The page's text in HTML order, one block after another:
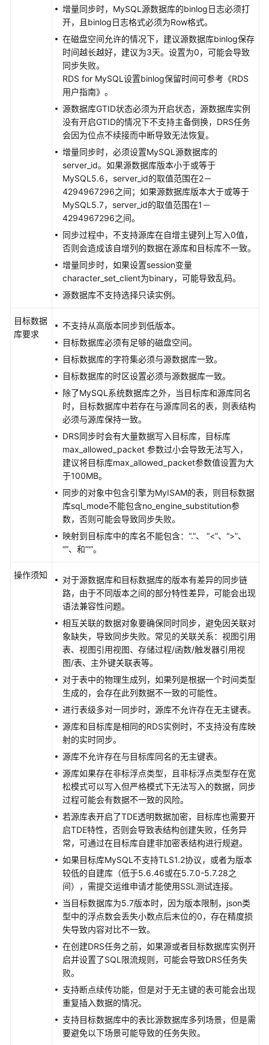
将
DDM
同
步
到
MySQL
将
DDM
同
到
Oracle
将
DDM
同
步
到
Kafka
将
步
到
MongoDB
DDS
同
步
到
Kafka
将
GaussDB
分
布
式
到
Oracle
将
GaussDB
分
布
式
版
同
到
Kafka
将
GaussDB
分
布
式
版
步
到
GaussDB
分
布
式
版
将
GaussDB
集
式
版
增量同步时，MySQL源数据库的binlog日志必须打
开，且binlog日志格式必须为Row格式。
在磁盘空间允许的情况下，建议源数据库binlog保存
时间越长越好，建议为3天。设置为0，可能会导致
同步失败。
RDS for MySQL设置binlog保留时间可参考《RDS
用户指南》。
源数据库GTID状态必须为开启状态，源数据库实例
没有开启GTID的情况下不支持主备倒换，DRS任务
会因为位点不续接而中断导致无法恢复。
增量同步时，必须设置MySQL源数据库的
server_id。如果源数据库版本小于或等于
MySQL5.6，server_id的取值范围在2－
4294967296之间；如果源数据库版本大于或等于
MySQL5.7，server_id的取值范围在1－
4294967296之间。
同步过程中，不支持源库在自增主键列上写入0值，
否则会造成该自增列的数据在源库和目标库不一致。
增量同步时，如果设置session变量
character_set_client为binary，可能导致乱码。
源数据库不支持选择只读实例。
目标数据
库要求
不支持从高版本同步到低版本。
目标数据库必须有足够的磁盘空间。
目标数据库的字符集必须与源数据库一致。
目标数据库的时区设置必须与源数据库一致。
除了MySQL系统数据库之外，当目标库和源库同名
时，目标数据库中若存在与源库同名的表，则表结构
必须与源库保持一致。
DRS同步时会有大量数据写入目标库，目标库
max_allowed_packet 参数过小会导致无法写入，
建议将目标库max_allowed_packet参数值设置为大
于100MB。
同步的对象中包含引擎为MyISAM的表，则目标数据
库sql_mode不能包含no_engine_substitution参
数，否则可能会导致同步失败。
映射到目标库中的库名不能包含：“.”、 “<”、“>”、
“”、和“'”。
操作须知
对于源数据库和目标数据库的版本有差异的同步链
路，由于不同版本之间的部分特性差异，可能会出现
语法兼容性问题。
相互关联的数据对象要确保同时同步，避免因关联对
象缺失，导致同步失败。常见的关联关系：视图引用
表、视图引用视图、存储过程/函数/触发器引用视
图/表、主外键关联表等。
对于表中的物理生成列，如果列是根据一个时间类型
生成的，会存在此列数据不一致的可能性。
进行表级多对一同步时，源库不允许存在无主键表。
源库和目标库是相同的RDS实例时，不支持没有库映
射的实时同步。
源库不允许存在与目标库同名的无主键表。
源库如果存在非标浮点类型，且非标浮点类型存在宽
松模式可以写入但严格模式下无法写入的数据，同步
过程可能会有数据不一致的风险。
若源库表开启了TDE透明数据加密，目标库也需要开
启TDE特性，否则会导致表结构创建失败，任务异
常，可通过在目标库自建非加密表结构进行规避。
如果目标库MySQL不支持TLS1.2协议，或者为版本
较低的自建库（低于5.6.46或在5.7.0-5.7.28之
间），需提交运维申请才能使用SSL测试连接。
当目标数据库为5.7版本时，因为版本限制，json类
型中的浮点数会丢失小数点后末位的0，存在精度损
失导致内容对比不一致。
在创建DRS任务之前，如果源或者目标数据库实例开
启并设置了SQL限流规则，可能会导致DRS任务失
败。
支持断点续传功能，但是对于无主键的表可能会出现
重复插入数据的情况。
支持目标数据库中的表比源数据库多列场景，但是需
要避免以下场景可能导致的任务失败。